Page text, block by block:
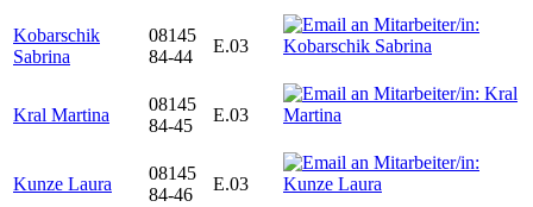
Kobarschik
Sabrina
08145
84-44
E.03
Kral Martina
08145
84-45
E.03
Kunze Laura
08145
84-46
E.03